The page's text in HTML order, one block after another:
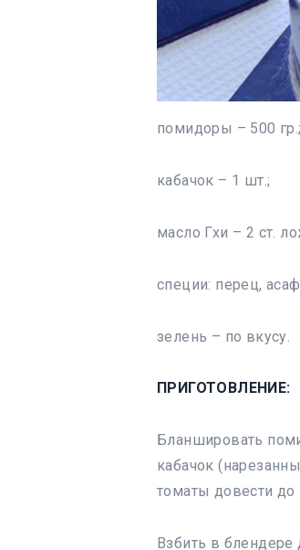
помидоры – 500 гр.;
кабачок – 1 шт.;
масло Гхи – 2 ст.
специи: перец,
зелень – по вкусу.
ПРИГОТОВЛЕНИЕ:
Бланшировать
кабачок
томаты довести до
Взбить в